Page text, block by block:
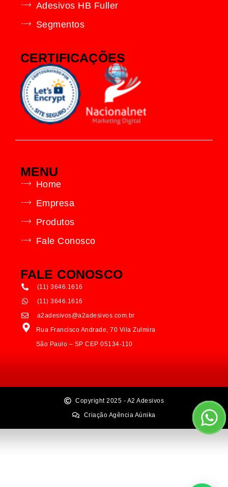
Adesivos HB Fuller
Segmentos
CERTIFICAÇÕES
MENU
Home
Empresa
Produtos
Fale Conosco
FALE CONOSCO
(11) 3646.1616
(11) 3646.1616
a2adesivos@a2adesivos.com.br
Rua Francisco Andrade, 70 Vila Zulmira
São Paulo – SP CEP 05134-110
Copyright 2025 - A2 Adesivos
Criação Agência Aúnika